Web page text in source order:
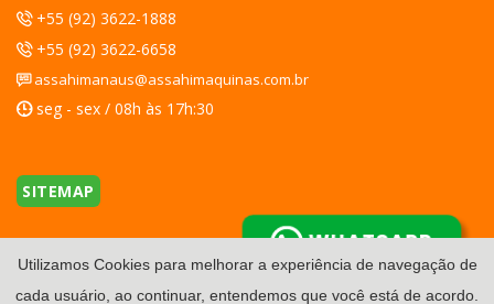
+55 (92) 3622-1888
+55 (92) 3622-6658
assahimanaus@assahimaquinas.com.br
seg - sex / 08h às 17h:30
SITEMAP
WHATSAPP
Utilizamos Cookies para melhorar a experiência de navegação de
cada usuário, ao continuar, entendemos que você está de acordo.